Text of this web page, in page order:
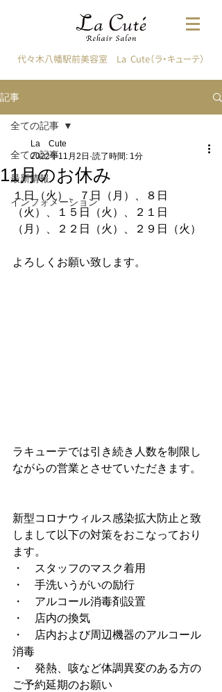
代々木八幡駅前美容室 La Cute（ラ・キューテ）
記事
全ての記事
最新情報
インフォメーション
全ての記事
11月のお休み
La Cute
2022年11月2日 読了時間: 1分
１日（火）、７日（月）、８日
（火）、１５日（火）、２１日
（月）、２２日（火）、２９日（火）
よろしくお願い致します。
ラキューテでは引き続き人数を制限し
ながらの営業とさせていただきます。
新型コロナウィルス感染拡大防止と致
しまして以下の対策をおこなっており
ます。
・　スタッフのマスク着用
・　手洗いうがいの励行
・　アルコール消毒剤設置
・　店内の換気
・　店内および周辺機器のアルコール
消毒
・　発熱、咳など体調異変のある方の
ご予約延期のお願い